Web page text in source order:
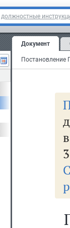
должностные
Документ